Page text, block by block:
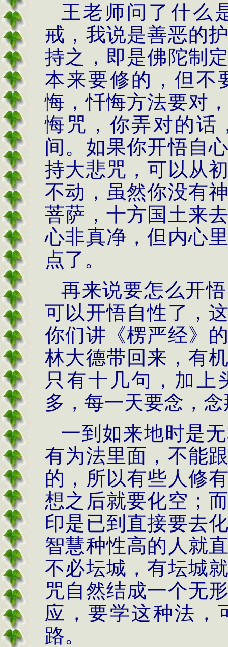
王老师问了什么
戒，我说是善恶的
持之，即是佛陀制
本来要修的，但不
悔，忏悔方法要对
悔咒，你弄对的话
间。如果你开悟自
持大悲咒，可以从
不动，虽然你没有
菩萨，十方国土来
心非真净，但内心
点了。
再来说要怎么开
可以开悟自性了，
你们讲《楞严经》
林大德带回来，有
只有十几句，加上
多，每一天要念，
一到如来地时是
有为法里面，不能
的，所以有些人修
想之后就要化空；
印是已到直接要去
智慧种性高的人就
不必坛城，有坛城
咒自然结成一个无
应，要学这种法，
路。